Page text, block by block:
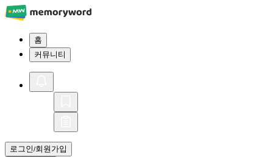
홈
커뮤니티
로그인/회원가입